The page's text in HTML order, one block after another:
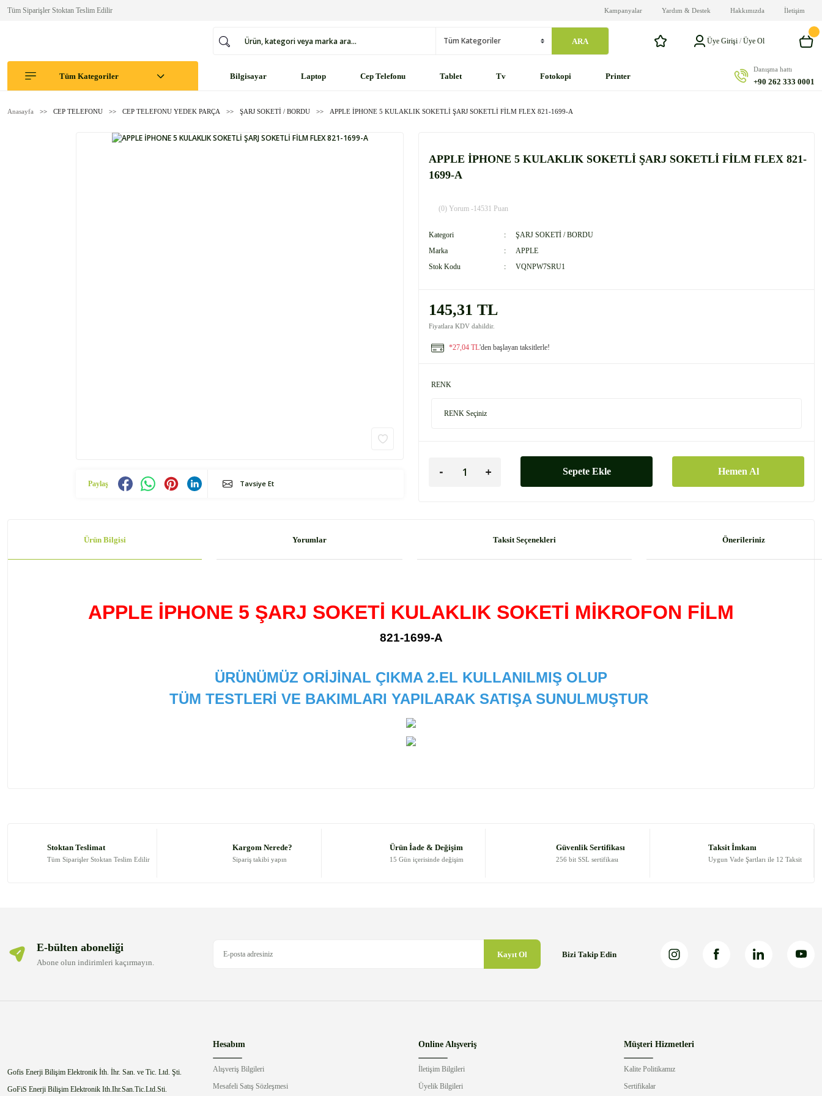
Tüm Siparişler Stoktan Teslim Edilir Kampanyalar Yardım & Destek Hakkımızda İletişim
ARA Üye Girişi /Üye Ol
Tüm Kategoriler Bilgisayar Laptop Cep Telefonu Tablet Tv Fotokopi Printer
Danışma hattı
+90 262 333 0001
Anasayfa CEP TELEFONU CEP TELEFONU YEDEK PARÇA ŞARJ SOKETİ / BORDU APPLE İPHONE 5 KULAKLIK SOKETLİ ŞARJ SOKETLİ FİLM FLEX 821-1699-A
Paylaş Tavsiye Et
APPLE İPHONE 5 KULAKLIK SOKETLİ ŞARJ SOKETLİ FİLM FLEX 821-
1699-A
(0) Yorum -14531 Puan
Kategori
ŞARJ SOKETİ / BORDU
Marka
APPLE
Stok Kodu
VQNPW7SRU1
145,31 TL
Fiyatlara KDV dahildir.
*27,04 TL'den başlayan taksitlerle!
RENK
Sepete Ekle Hemen Al
Ürün Bilgisi Yorumlar Taksit Seçenekleri Önerileriniz
APPLE İPHONE 5 ŞARJ SOKETİ KULAKLIK SOKETİ MİKROFON FİLM
821-1699-A
ÜRÜNÜMÜZ ORİJİNAL ÇIKMA 2.EL KULLANILMIŞ OLUP
TÜM TESTLERİ VE BAKIMLARI YAPILARAK SATIŞA SUNULMUŞTUR
Ürün bilgilerinde hatalar bulunuyor.
Stoktan Teslimat
Tüm Siparişler Stoktan Teslim Edilir
Kargom Nerede?
Sipariş takibi yapın
Ürün İade & Değişim
15 Gün içerisinde değişim
Güvenlik Sertifikası
256 bit SSL sertifikası
Taksit İmkanı
Uygun Vade Şartları ile 12 Taksit
E-bülten aboneliği
Abone olun indirimleri kaçırmayın.
Kayıt Ol Bizi Takip Edin
Gofis Enerji Bilişim Elektronik İth. İhr. San. ve Tic. Ltd. Şti.
GoFiS Enerji Bilişim Elektronik Ith.Ihr.San.Tic.Ltd.Sti.
Hesabım
Alışveriş Bilgileri
Mesafeli Satış Sözleşmesi
Online Alışveriş
İletişim Bilgileri
Üyelik Bilgileri
Müşteri Hizmetleri
Kalite Politikamız
Sertifikalar